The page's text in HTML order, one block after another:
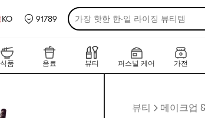
KO 91789 가장 핫한 한·일 라이징 뷰티템
식품 음료 뷰티 퍼스널 케어 가전
뷰티 메이크업